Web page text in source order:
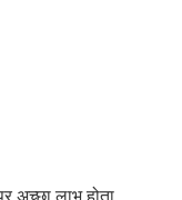
अच्छा लाभ होता